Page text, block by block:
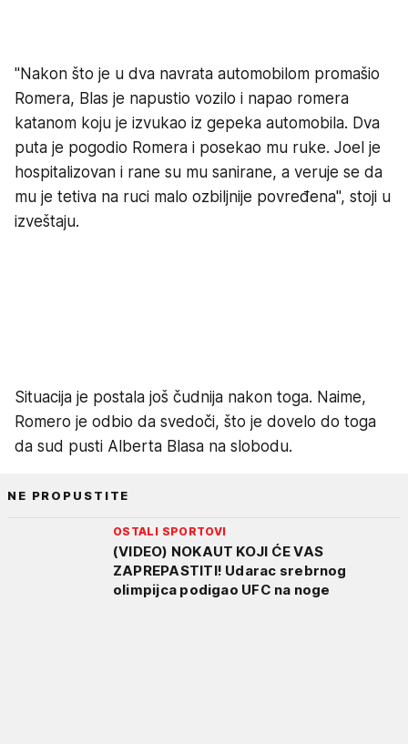
"Nakon što je u dva navrata automobilom promašio
Romera, Blas je napustio vozilo i napao romera
katanom koju je izvukao iz gepeka automobila. Dva
puta je pogodio Romera i posekao mu ruke. Joel je
hospitalizovan i rane su mu sanirane, a veruje se da
mu je tetiva na ruci malo ozbiljnije povređena", stoji u
izveštaju.
Situacija je postala još čudnija nakon toga. Naime,
Romero je odbio da svedoči, što je dovelo do toga
da sud pusti Alberta Blasa na slobodu.
NE PROPUSTITE
OSTALI SPORTOVI
(VIDEO) NOKAUT KOJI ĆE VAS
ZAPREPASTITI! Udarac srebrnog
olimpijca podigao UFC na noge